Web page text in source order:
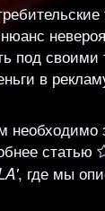
под
в
статью
, где мы